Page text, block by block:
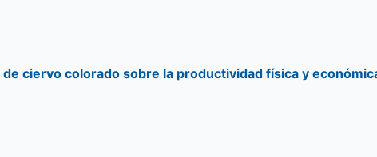
ciervo colorado sobre la productividad física y